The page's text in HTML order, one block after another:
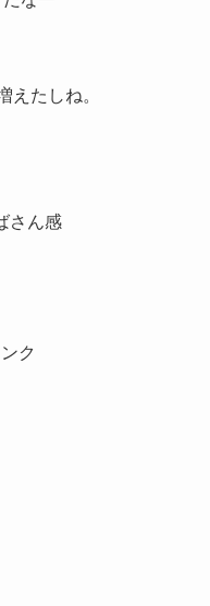
えたしね。
さん感
ク